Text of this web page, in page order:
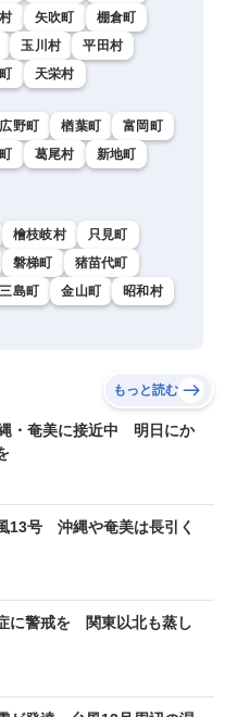
矢吹町
棚倉町
玉川村
平田村
天栄村
広野町 楢葉町
富岡町
葛尾村
新地町
檜枝岐村
只見町
磐梯町
猪苗代町
三島町 金山町
昭和村
もっと読む
・奄美に接近中 明日にか
13号 沖縄や奄美は長引く
に警戒を 関東以北も蒸し